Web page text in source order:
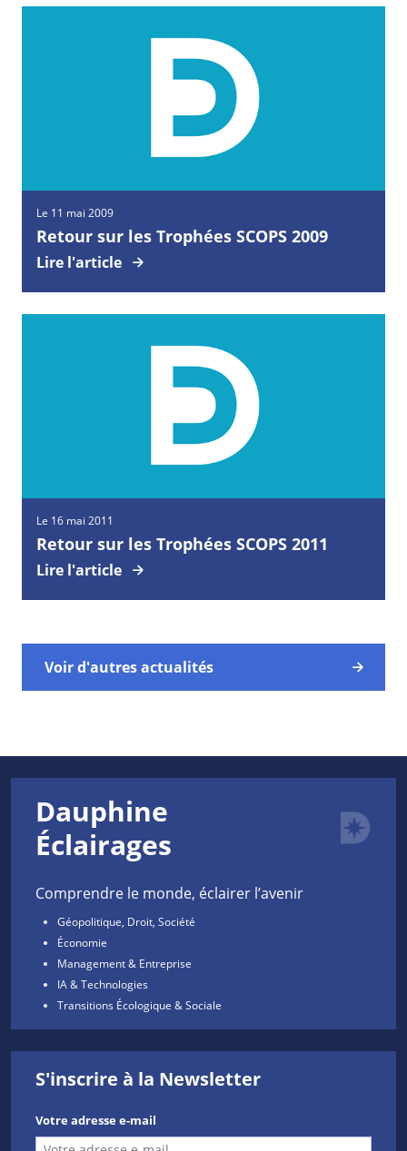
Le 11 mai 2009
Retour sur les Trophées SCOPS 2009
Lire l'article
Le 16 mai 2011
Retour sur les Trophées SCOPS 2011
Lire l'article
Voir d'autres actualités
Dauphine
Éclairages
Comprendre le monde, éclairer l’avenir
Géopolitique, Droit, Société
Économie
Management & Entreprise
IA & Technologies
Transitions Écologique & Sociale
S'inscrire à la Newsletter
Votre adresse e-mail